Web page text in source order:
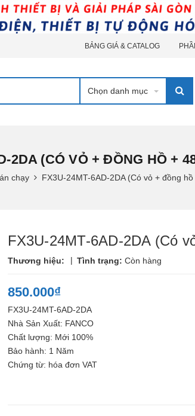
BẢNG GIÁ & CATALOG
Chọn danh mục
2DA (CÓ VỎ + ĐỒNG HỒ +
chạy FX3U-24MT-6AD-2DA (Có vỏ + đồng
FX3U-24MT-6AD-2DA (Có
Thương hiệu: | Tình trạng: Còn hàng
850.000₫
FX3U-24MT-6AD-2DA
Nhà Sản Xuất: FANCO
Chất lượng: Mới 100%
Bảo hành: 1 Năm
Chứng từ: hóa đơn VAT